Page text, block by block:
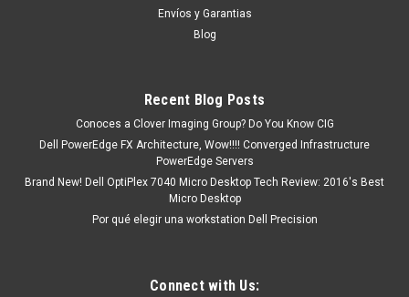
Envíos y Garantias
Blog
Recent Blog Posts
Conoces a Clover Imaging Group? Do You Know CIG
Dell PowerEdge FX Architecture, Wow!!!! Converged Infrastructure
PowerEdge Servers
Brand New! Dell OptiPlex 7040 Micro Desktop Tech Review: 2016's Best
Micro Desktop
Por qué elegir una workstation Dell Precision
Connect with Us: